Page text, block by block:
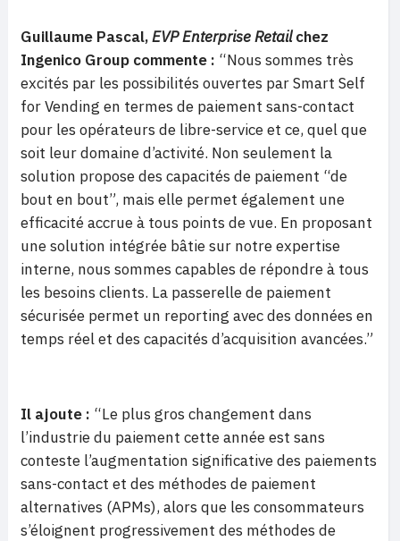
Guillaume Pascal,EVP Enterprise Retailchez
Ingenico Group commente : “Nous sommes très
excités par les possibilités ouvertes par Smart Self
for Vending en termes de paiement sans-contact
pour les opérateurs de libre-service et ce, quel que
soit leur domaine d’activité. Non seulement la
solution propose des capacités de paiement “de
bout en bout”, mais elle permet également une
efficacité accrue à tous points de vue. En proposant
une solution intégrée bâtie sur notre expertise
interne, nous sommes capables de répondre à tous
les besoins clients. La passerelle de paiement
sécurisée permet un reporting avec des données en
temps réel et des capacités d’acquisition avancées.”
Il ajoute : “Le plus gros changement dans
l’industrie du paiement cette année est sans
conteste l’augmentation significative des paiements
sans-contact et des méthodes de paiement
alternatives (APMs), alors que les consommateurs
s’éloignent progressivement des méthodes de